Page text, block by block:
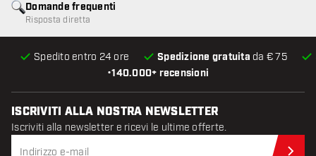
•140.000+ recensioni
Spedito entro 24 ore Spedizione gratuita da € 75
Domande frequenti
Risposta diretta
ISCRIVITI ALLA NOSTRA NEWSLETTER
Iscriviti alla newsletter e ricevi le ultime offerte.